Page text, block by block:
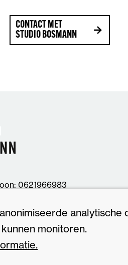
CONTACT MET
STUDIO BOSMANN
0621966983
voorwaarden | Cookiebeleid
analytische
monitoren.